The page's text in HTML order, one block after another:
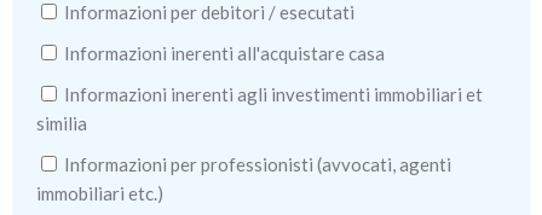
Informazioni per debitori / esecutati
Informazioni inerenti all'acquistare casa
Informazioni inerenti agli investimenti immobiliari et
similia
Informazioni per professionisti (avvocati, agenti
immobiliari etc.)